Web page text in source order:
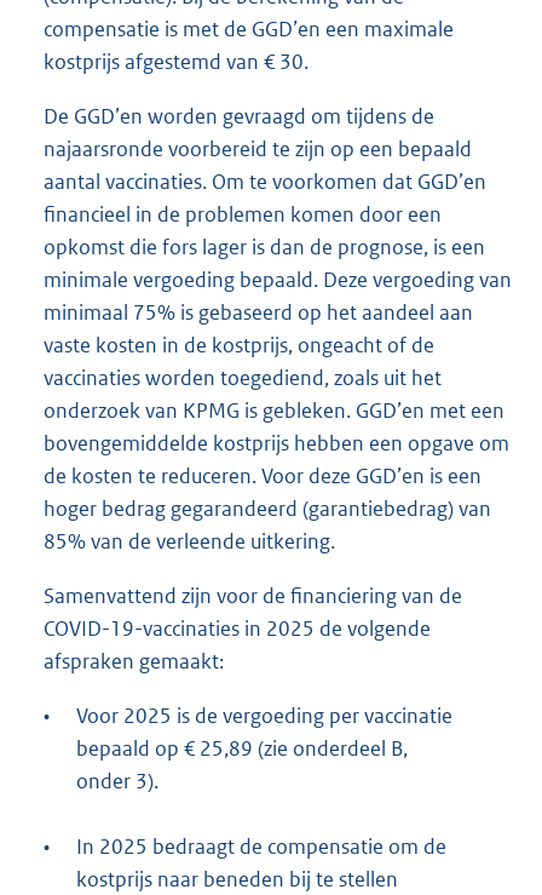
compensatie is met de GGD’en een maximale
kostprijs afgestemd van € 30.
De GGD’en worden gevraagd om tijdens de
najaarsronde voorbereid te zijn op een bepaald
aantal vaccinaties. Om te voorkomen dat GGD’en
financieel in de problemen komen door een
opkomst die fors lager is dan de prognose, is een
minimale vergoeding bepaald. Deze vergoeding van
minimaal 75% is gebaseerd op het aandeel aan
vaste kosten in de kostprijs, ongeacht of de
vaccinaties worden toegediend, zoals uit het
onderzoek van KPMG is gebleken. GGD’en met een
bovengemiddelde kostprijs hebben een opgave om
de kosten te reduceren. Voor deze GGD’en is een
hoger bedrag gegarandeerd (garantiebedrag) van
85% van de verleende uitkering.
Samenvattend zijn voor de financiering van de
COVID-19-vaccinaties in 2025 de volgende
afspraken gemaakt:
•
Voor 2025 is de vergoeding per vaccinatie
bepaald op € 25,89 (zie onderdeel B,
onder 3).
•
In 2025 bedraagt de compensatie om de
kostprijs naar beneden bij te stellen